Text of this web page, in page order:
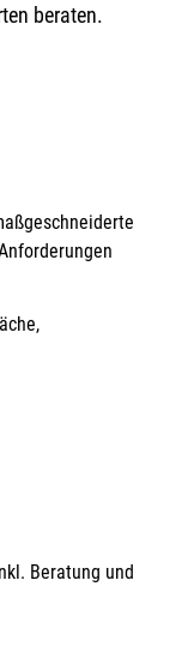
beraten.
Beratung und